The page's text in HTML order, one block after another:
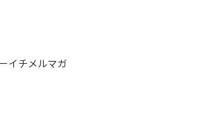
イチメルマガ